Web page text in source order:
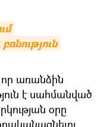
առանձին
է սահմանված
օրը